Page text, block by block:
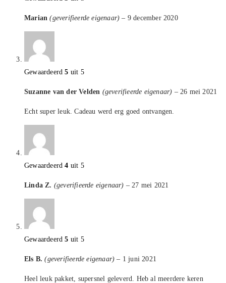
Marian(geverifieerde eigenaar) – 9 december 2020
Gewaardeerd5 uit 5
Suzanne van der Velden (geverifieerde eigenaar) – 26 mei 2021
Echt super leuk. Cadeau werd erg goed ontvangen.
Gewaardeerd4 uit 5
Linda Z. (geverifieerde eigenaar) – 27 mei 2021
Gewaardeerd5 uit 5
Els B.(geverifieerde eigenaar) – 1 juni 2021
Heel leuk pakket, supersnel geleverd. Heb al meerdere keren